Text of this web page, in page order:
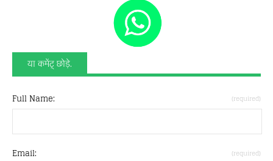
या कमेंट् छोड़े.
Full Name: (required)
Email: (required)